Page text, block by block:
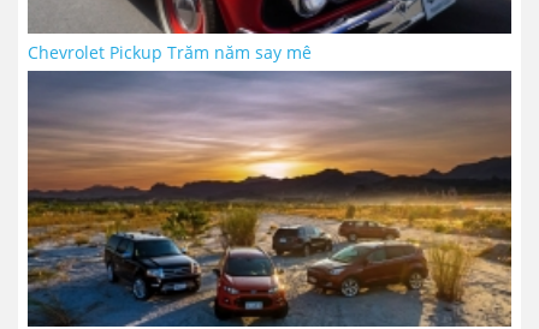
Chevrolet Pickup Trăm năm say mê